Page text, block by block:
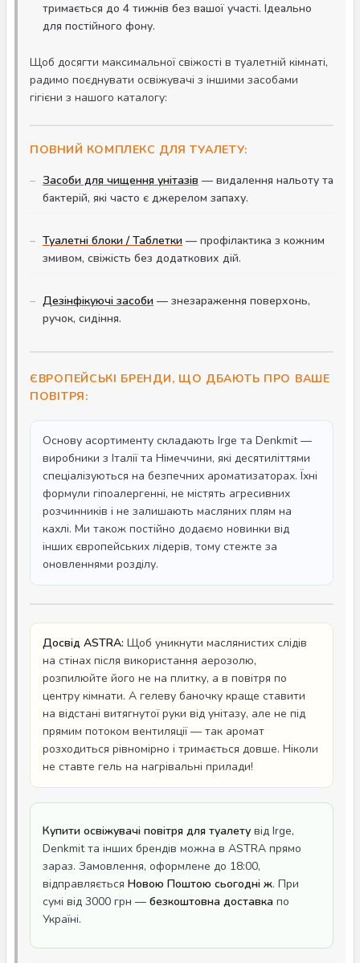
тримається до 4 тижнів без вашої участі. Ідеально
для постійного фону.
Щоб досягти максимальної свіжості в туалетній кімнаті,
радимо поєднувати освіжувачі з іншими засобами
гігієни з нашого каталогу:
ПОВНИЙ КОМПЛЕКС ДЛЯ ТУАЛЕТУ:
Засоби для чищення унітазів — видалення нальоту та
бактерій, які часто є джерелом запаху.
Туалетні блоки / Таблетки — профілактика з кожним
змивом, свіжість без додаткових дій.
Дезінфікуючі засоби — знезараження поверхонь,
ручок, сидіння.
ЄВРОПЕЙСЬКІ БРЕНДИ, ЩО ДБАЮТЬ ПРО ВАШЕ
ПОВІТРЯ:
Основу асортименту складають Irge та Denkmit —
виробники з Італії та Німеччини, які десятиліттями
спеціалізуються на безпечних ароматизаторах. Їхні
формули гіпоалергенні, не містять агресивних
розчинників і не залишають масляних плям на
кахлі. Ми також постійно додаємо новинки від
інших європейських лідерів, тому стежте за
оновленнями розділу.
Досвід ASTRA: Щоб уникнути маслянистих слідів
на стінах після використання аерозолю,
розпилюйте його не на плитку, а в повітря по
центру кімнати. А гелеву баночку краще ставити
на відстані витягнутої руки від унітазу, але не під
прямим потоком вентиляції — так аромат
розходиться рівномірно і тримається довше. Ніколи
не ставте гель на нагрівальні прилади!
Купити освіжувачі повітря для туалету від Irge,
Denkmit та інших брендів можна в ASTRA прямо
зараз. Замовлення, оформлене до 18:00,
відправляється Новою Поштою сьогодні ж. При
сумі від 3000 грн — безкоштовна доставка по
Україні.